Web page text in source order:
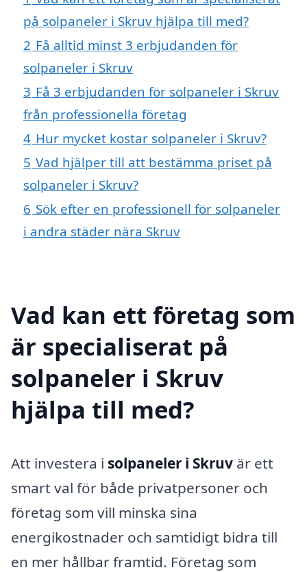
på solpaneler i Skruv hjälpa till med?
2 Få alltid minst 3 erbjudanden för
solpaneler i Skruv
3 Få 3 erbjudanden för solpaneler i Skruv
från professionella företag
4 Hur mycket kostar solpaneler i Skruv?
5 Vad hjälper till att bestämma priset på
solpaneler i Skruv?
6 Sök efter en professionell för solpaneler
i andra städer nära Skruv
Vad kan ett företag som
är specialiserat på
solpaneler i Skruv
hjälpa till med?
Att investera i solpaneler i Skruv är ett
smart val för både privatpersoner och
företag som vill minska sina
energikostnader och samtidigt bidra till
en mer hållbar framtid. Företag som